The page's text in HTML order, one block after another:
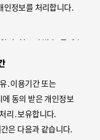
인정보를 처리합니다.
서․청구서 발송, 콘텐츠
인증, 연령인증,
항 확인, 사실조사를
․이용기간 또는
동의 받은 개인정보
리․보유합니다.
은 다음과 같습니다.